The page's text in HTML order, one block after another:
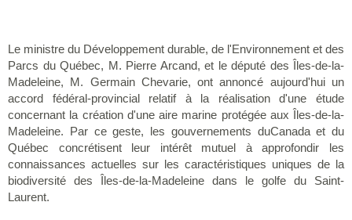
Le ministre du Développement durable, de l'Environnement et des
Parcs du Québec, M. Pierre Arcand, et le député des Îles-de-la-
Madeleine, M. Germain Chevarie, ont annoncé aujourd'hui un
accord fédéral-provincial relatif à la réalisation d'une étude
concernant la création d'une aire marine protégée aux Îles-de-la-
Madeleine. Par ce geste, les gouvernements duCanada et du
Québec concrétisent leur intérêt mutuel à approfondir les
connaissances actuelles sur les caractéristiques uniques de la
biodiversité des Îles-de-la-Madeleine dans le golfe du Saint-
Laurent.